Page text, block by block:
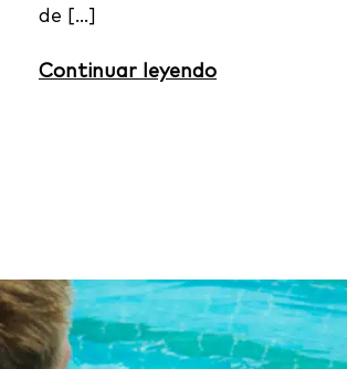
de […]
Continuar leyendo